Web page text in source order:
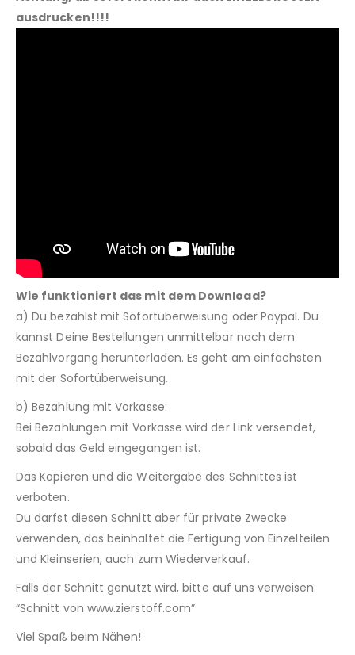
ausdrucken!!!!
Wie funktioniert das mit dem Download?
a) Du bezahlst mit Sofortüberweisung oder Paypal. Du
kannst Deine Bestellungen unmittelbar nach dem
Bezahlvorgang herunterladen. Es geht am einfachsten
mit der Sofortüberweisung.
b) Bezahlung mit Vorkasse:
Bei Bezahlungen mit Vorkasse wird der Link versendet,
sobald das Geld eingegangen ist.
Das Kopieren und die Weitergabe des Schnittes ist
verboten.
Du darfst diesen Schnitt aber für private Zwecke
verwenden, das beinhaltet die Fertigung von Einzelteilen
und Kleinserien, auch zum Wiederverkauf.
Falls der Schnitt genutzt wird, bitte auf uns verweisen:
“Schnitt von www.zierstoff.com”
Viel Spaß beim Nähen!